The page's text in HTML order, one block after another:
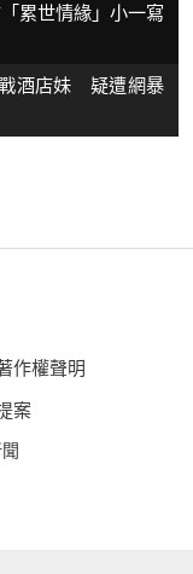
累世情緣」小一寫
戰酒店妹 疑遭網暴
作權聲明
案